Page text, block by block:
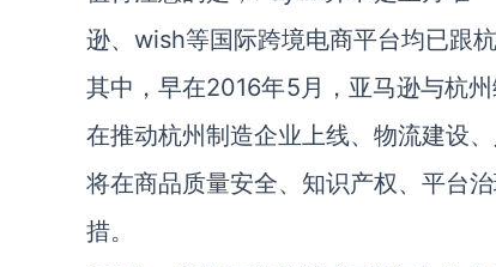
逊、wish等国际跨境电商平台均已跟
其中，早在2016年5月，亚马逊与杭
在推动杭州制造企业上线、物流建设
将在商品质量安全、知识产权、平台
措。